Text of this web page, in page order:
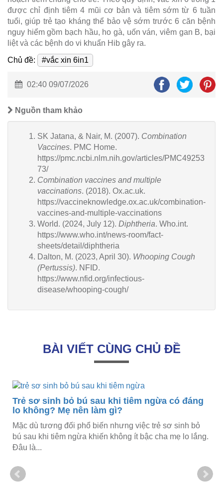
được chỉ định tiêm 4 mũi cơ bản và tiêm sớm từ 6 tuần
tuổi, giúp trẻ tạo kháng thể bảo vệ sớm trước 6 căn bệnh
nguy hiểm gồm bạch hầu, ho gà, uốn ván, viêm gan B, bại
liệt và các bệnh do vi khuẩn Hib gây ra.
Chủ đề:
#vắc xin 6in1
02:40 09/07/2026
Nguồn tham khảo
SK Jatana, & Nair, M. (2007). Combination
Vaccines. PMC Home.
https://pmc.ncbi.nlm.nih.gov/articles/PMC49253
73/
Combination vaccines and multiple
vaccinations. (2018). Ox.ac.uk.
https://vaccineknowledge.ox.ac.uk/combination-
vaccines-and-multiple-vaccinations
World. (2024, July 12). Diphtheria. Who.int.
https://www.who.int/news-room/fact-
sheets/detail/diphtheria
Dalton, M. (2023, April 30). Whooping Cough
(Pertussis). NFID.
https://www.nfid.org/infectious-
disease/whooping-cough/
BÀI VIẾT CÙNG CHỦ ĐỀ
Trẻ sơ sinh bỏ bú sau khi tiêm ngừa có đáng
lo không? Mẹ nên làm gì?
Mặc dù tương đối phổ biến nhưng việc trẻ sơ sinh bỏ
bú sau khi tiêm ngừa khiến không ít bậc cha mẹ lo lắng.
Đâu là...